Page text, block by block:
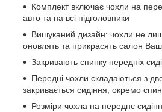
Комплект включає чохли на
авто та на всі підголовники
Вишуканий дизайн: чохли не
оновлять та прикрасять салон
Закривають спинку передніх
Передні чохли складаються з
закривається сидіння, окремо
Розміри чохла на переднє